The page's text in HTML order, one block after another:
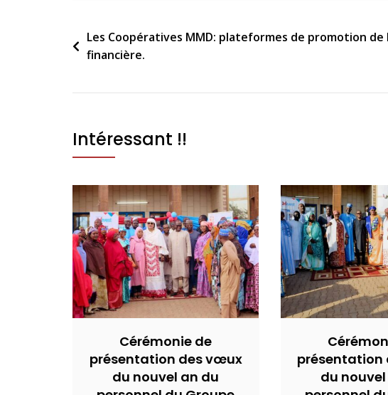
Les Coopératives MMD: plateformes de promotion de
financière.
Intéressant !!
Cérémonie de
présentation des vœux
du nouvel an du
présentation
du